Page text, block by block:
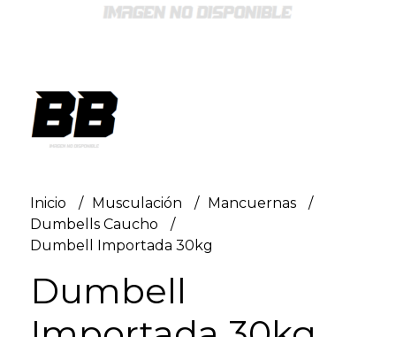
Inicio Musculación
Mancuernas
Dumbells Caucho
Dumbell Importada 30kg
Dumbell